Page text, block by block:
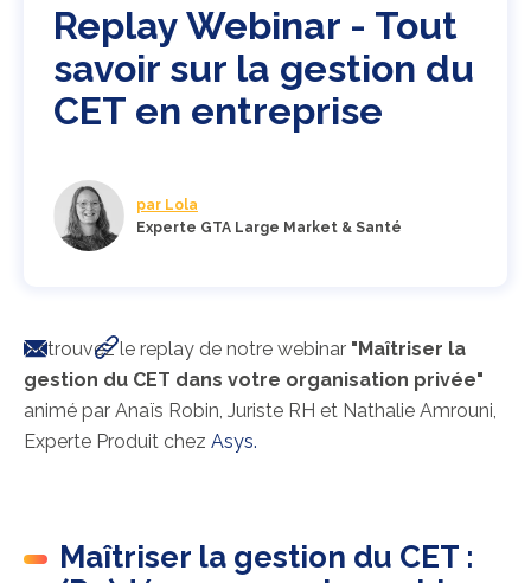
Replay Webinar - Tout
savoir sur la gestion du
CET en entreprise
par Lola
Experte GTA Large Market & Santé
Retrouvez le replay de notre webinar "Maîtriser la
gestion du CET dans votre organisation privée"
animé par Anaïs Robin, Juriste RH et Nathalie Amrouni,
Experte Produit chez Asys.
Maîtriser la gestion du CET :